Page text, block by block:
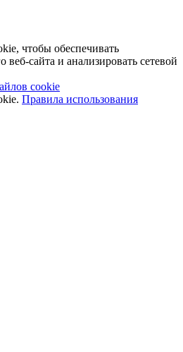
чтобы обеспечивать
сайта и анализировать сетевой
cookie
Правила использования